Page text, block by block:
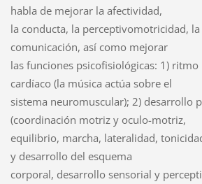
habla de mejorar la afectividad,
la conducta, la perceptivomotricidad,
comunicación, así como mejorar
las funciones psicofisiológicas: 1)
cardíaco (la música actúa sobre el
sistema neuromuscular); 2) desarrollo
(coordinación motriz y oculo-motriz,
equilibrio, marcha, lateralidad,
y desarrollo del esquema
corporal, desarrollo sensorial y